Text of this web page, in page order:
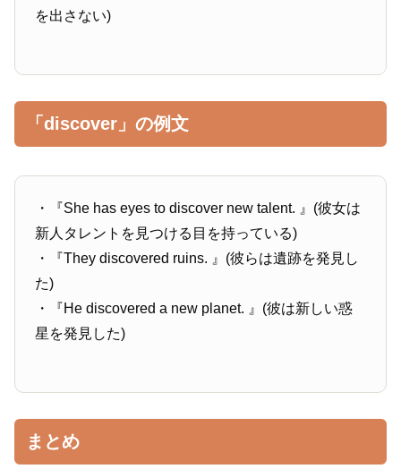
を出さない)
「discover」の例文
・『She has eyes to discover new talent. 』(彼女は
新人タレントを見つける目を持っている)
・『They discovered ruins. 』(彼らは遺跡を発見し
た)
・『He discovered a new planet. 』(彼は新しい惑
星を発見した)
まとめ